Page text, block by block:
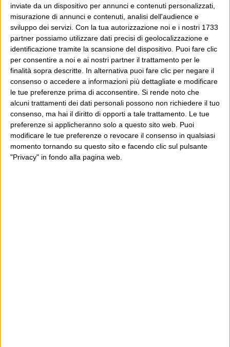
inviate da un dispositivo per annunci e contenuti personalizzati,
misurazione di annunci e contenuti, analisi dell'audience e
sviluppo dei servizi. Con la tua autorizzazione noi e i nostri 1733
partner possiamo utilizzare dati precisi di geolocalizzazione e
identificazione tramite la scansione del dispositivo. Puoi fare clic
per consentire a noi e ai nostri partner il trattamento per le
finalità sopra descritte. In alternativa puoi fare clic per negare il
consenso o accedere a informazioni più dettagliate e modificare
le tue preferenze prima di acconsentire. Si rende noto che
alcuni trattamenti dei dati personali possono non richiedere il tuo
consenso, ma hai il diritto di opporti a tale trattamento. Le tue
preferenze si applicheranno solo a questo sito web. Puoi
modificare le tue preferenze o revocare il consenso in qualsiasi
momento tornando su questo sito e facendo clic sul pulsante
"Privacy" in fondo alla pagina web.
POST PRECEDENTE
Tutto questo lascerà una traccia
POST SUCCESSIVO
Arriva un momento…
E per i regali di Natale